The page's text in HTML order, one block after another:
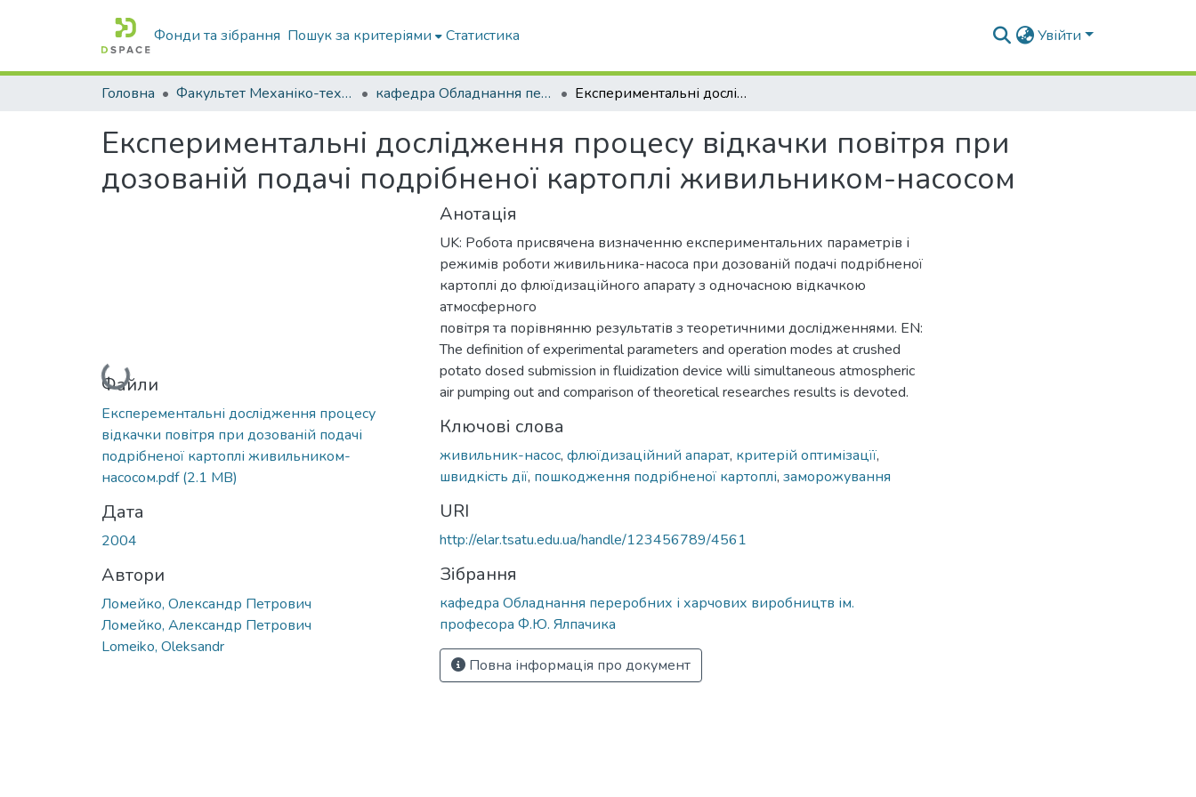
Фонди та зібрання Пошук за критеріями Статистика Увійти
Головна Факультет Механіко-технологічний кафедра Обладнання переробних і харчових виробництв ім. професора Ф.Ю. Ялпачика Експериментальні дослідження процесу відкачки повітря при дозованій подачі подрібненої картоплі живильником-насосом
Експериментальні дослідження процесу відкачки повітря при
дозованій подачі подрібненої картоплі живильником-насосом
Вантажиться...
Файли
Експерементальні дослідження процесу
відкачки повітря при дозованій подачі
подрібненої картоплі живильником-
насосом.pdf(2.1 MB)
Дата
2004
Автори
Ломейко, Олександр Петрович
Ломейко, Александр Петрович
Lomeiko, Oleksandr
Анотація
UK: Робота присвячена визначенню експериментальних параметрів і
режимів роботи живильника-насоса при дозованій подачі подрібненої
картоплі до флюїдизаційного апарату з одночасною відкачкою
атмосферного
повітря та порівнянню результатів з теоретичними дослідженнями. EN:
The definition of experimental parameters and operation modes at crushed
potato dosed submission in fluidization device willi simultaneous atmospheric
air pumping out and comparison of theoretical researches results is devoted.
Ключові слова
живильник-насос, флюїдизаційний апарат, критерій оптимізацїї,
швидкість дії, пошкодження подрібненої картоплі, заморожування
URI
http://elar.tsatu.edu.ua/handle/123456789/4561
Зібрання
кафедра Обладнання переробних і харчових виробництв ім.
професора Ф.Ю. Ялпачика
Повна інформація про документ